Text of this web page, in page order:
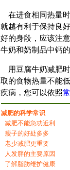
在进食相同热量
就越有利于保持良
好的身段，应该注
牛奶和奶制品中钙
用豆腐牛奶减肥
取的食物热量不能
疾病，您可以依照
减肥的科学常识
减肥不能急功近利
瘦子的好处多多
老少减肥更重要
人发胖的主要原因
了解脂肪维护健康